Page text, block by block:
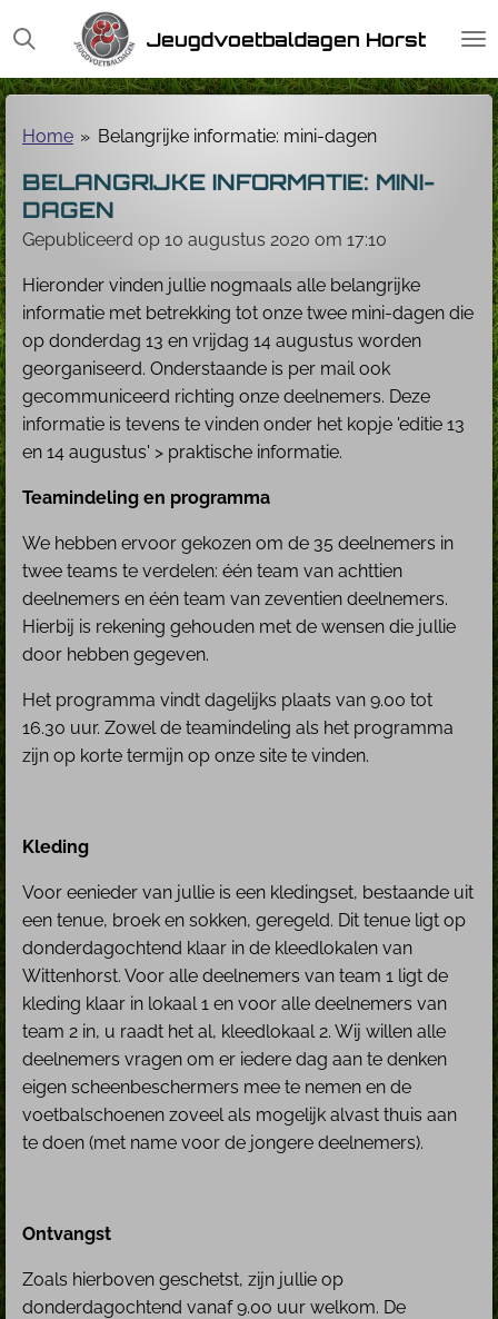
Ga
direct
naar
hoofdinhoud
Jeugdvoetbaldagen Horst
Home » Belangrijke informatie: mini-dagen
BELANGRIJKE INFORMATIE: MINI-
DAGEN
Gepubliceerd op 10 augustus 2020 om 17:10
Hieronder vinden jullie nogmaals alle belangrijke
informatie met betrekking tot onze twee mini-dagen die
op donderdag 13 en vrijdag 14 augustus worden
georganiseerd. Onderstaande is per mail ook
gecommuniceerd richting onze deelnemers. Deze
informatie is tevens te vinden onder het kopje 'editie 13
en 14 augustus' > praktische informatie.
Teamindeling en programma
We hebben ervoor gekozen om de 35 deelnemers in
twee teams te verdelen: één team van achttien
deelnemers en één team van zeventien deelnemers.
Hierbij is rekening gehouden met de wensen die jullie
door hebben gegeven.
Het programma vindt dagelijks plaats van 9.00 tot
16.30 uur. Zowel de teamindeling als het programma
zijn op korte termijn op onze site te vinden.
Kleding
Voor eenieder van jullie is een kledingset, bestaande uit
een tenue, broek en sokken, geregeld. Dit tenue ligt op
donderdagochtend klaar in de kleedlokalen van
Wittenhorst. Voor alle deelnemers van team 1 ligt de
kleding klaar in lokaal 1 en voor alle deelnemers van
team 2 in, u raadt het al, kleedlokaal 2. Wij willen alle
deelnemers vragen om er iedere dag aan te denken
eigen scheenbeschermers mee te nemen en de
voetbalschoenen zoveel als mogelijk alvast thuis aan
te doen (met name voor de jongere deelnemers).
Ontvangst
Zoals hierboven geschetst, zijn jullie op
donderdagochtend vanaf 9.00 uur welkom. De